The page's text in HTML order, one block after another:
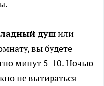
душили
вы будете
минут 5-10. Ночью
не вытираться